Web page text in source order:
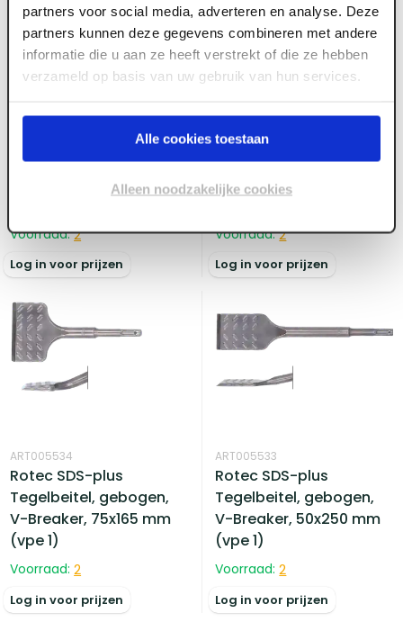
partners voor social media, adverteren en analyse. Deze
partners kunnen deze gegevens combineren met andere
informatie die u aan ze heeft verstrekt of die ze hebben
verzameld op basis van uw gebruik van hun services.
Alle cookies toestaan
Alleen noodzakelijke cookies
Rotec SDS-plus
Spadebeitel, V-Breaker,
Voorraad: 2
Log in voor prijzen
ART005180
Rotec SDS-plus
puntbeitel, V-Breaker
Voorraad: 2
Log in voor prijzen
ART005534
Rotec SDS-plus
Tegelbeitel, gebogen,
V-Breaker, 75x165 mm
(vpe 1)
Voorraad: 2
Log in voor prijzen
ART005533
Rotec SDS-plus
Tegelbeitel, gebogen,
V-Breaker, 50x250 mm
(vpe 1)
Voorraad: 2
Log in voor prijzen